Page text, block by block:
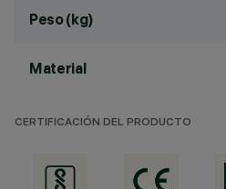
Peso (kg)
Material
CERTIFICACIÓN DEL PRODUCTO